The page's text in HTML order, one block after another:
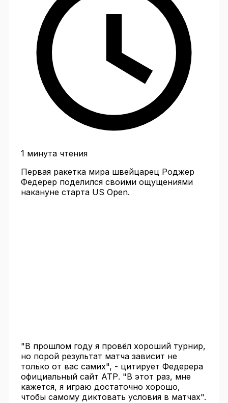
1 минута чтения
Первая ракетка мира швейцарец Роджер
Федерер поделился своими ощущениями
накануне старта US Open.
"В прошлом году я провёл хороший турнир,
но порой результат матча зависит не
только от вас самих", - цитирует Федерера
официальный сайт АТР. "В этот раз, мне
кажется, я играю достаточно хорошо,
чтобы самому диктовать условия в матчах".